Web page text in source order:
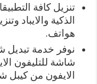
تنزيل كافة
الذكية والايباد
هواتف.
نوفر خدمة تبديل
الايفون من